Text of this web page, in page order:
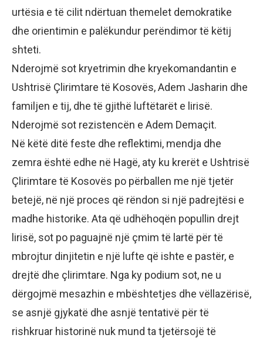
urtësia e të cilit ndërtuan themelet demokratike
dhe orientimin e palëkundur perëndimor të këtij
shteti.
Nderojmë sot kryetrimin dhe kryekomandantin e
Ushtrisë Çlirimtare të Kosovës, Adem Jasharin dhe
familjen e tij, dhe të gjithë luftëtarët e lirisë.
Nderojmë sot rezistencën e Adem Demaçit.
Në këtë ditë feste dhe reflektimi, mendja dhe
zemra është edhe në Hagë, aty ku krerët e Ushtrisë
Çlirimtare të Kosovës po përballen me një tjetër
betejë, në një proces që rëndon si një padrejtësi e
madhe historike. Ata që udhëhoqën popullin drejt
lirisë, sot po paguajnë një çmim të lartë për të
mbrojtur dinjitetin e një lufte që ishte e pastër, e
drejtë dhe çlirimtare. Nga ky podium sot, ne u
dërgojmë mesazhin e mbështetjes dhe vëllazërisë,
se asnjë gjykatë dhe asnjë tentativë për të
rishkruar historinë nuk mund ta tjetërsojë të